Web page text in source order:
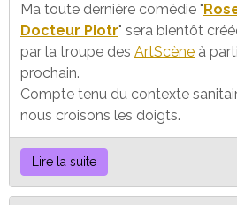
Ma toute dernière comédie "
Docteur Piotr" sera bientôt
par la troupe des ArtScène à
prochain.
Compte tenu du contexte
nous croisons les doigts.
Lire la suite